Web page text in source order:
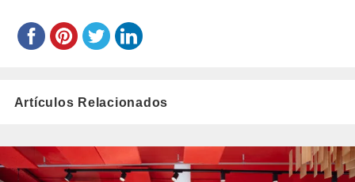
Artículos Relacionados